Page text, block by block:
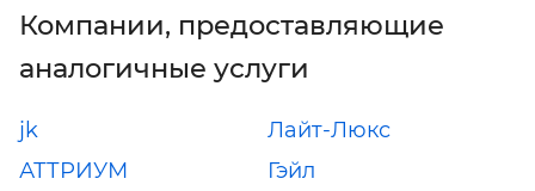
Компании, предоставляющие
аналогичные услуги
jk
Лайт-Люкс
АТТРИУМ
Гэйл